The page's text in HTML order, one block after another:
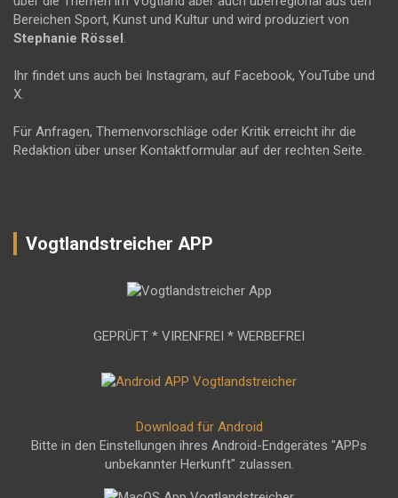
Bereichen Sport, Kunst und Kultur und wird produziert von
Stephanie Rössel .
Ihr findet uns auch bei Instagram, auf Facebook, YouTube und
X.
Für Anfragen, Themenvorschläge oder Kritik erreicht ihr die
Redaktion über unser Kontaktformular auf der rechten Seite.
Vogtlandstreicher APP
GEPRÜFT * VIRENFREI * WERBEFREI
Download für Android
Bitte in den Einstellungen ihres Android-Endgerätes "APPs
unbekannter Herkunft" zulassen.